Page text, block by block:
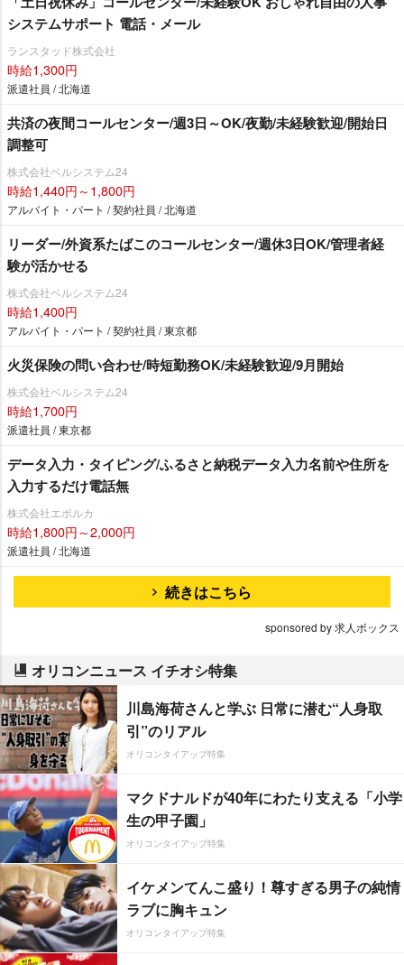
システムサポート 電話・メール
ランスタッド株式会社
時給1,300円
派遣社員 / 北海道
共済の夜間コールセンター/週3日～OK/夜勤/未経験歓迎/開始日
調整可
株式会社ベルシステム24
時給1,440円～1,800円
アルバイト・パート / 契約社員 / 北海道
リーダー/外資系たばこのコールセンター/週休3日OK/管理者経
験が活かせる
株式会社ベルシステム24
時給1,400円
アルバイト・パート / 契約社員 / 東京都
火災保険の問い合わせ/時短勤務OK/未経験歓迎/9月開始
株式会社ベルシステム24
時給1,700円
派遣社員 / 東京都
データ入力・タイピング/ふるさと納税データ入力名前や住所を
入力するだけ電話無
株式会社エボルカ
時給1,800円～2,000円
派遣社員 / 北海道
続きはこちら
sponsored by 求人ボックス
オリコンニュース イチオシ特集
川島海荷さんと学ぶ 日常に潜む“人身取
引”のリアル
オリコンタイアップ特集
マクドナルドが40年にわたり支える「小学
生の甲子園」
オリコンタイアップ特集
イケメンてんこ盛り！尊すぎる男子の純情
ラブに胸キュン
オリコンタイアップ特集